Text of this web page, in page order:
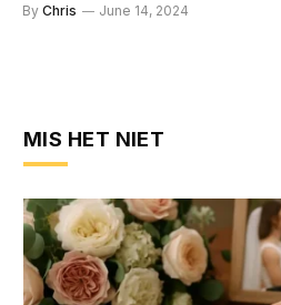
By Chris June 14, 2024
MIS HET NIET